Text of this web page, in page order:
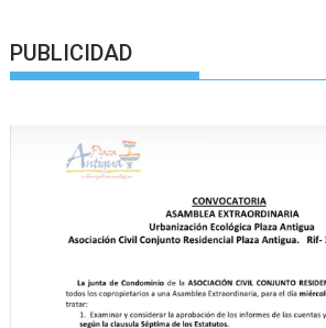
PUBLICIDAD